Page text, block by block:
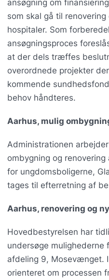
ansøgning om
som skal gå til
hospitaler. Som
ansøgningsproces
at der dels træffes
overordnede projekter
kommende
behov håndteres.
Aarhus, mulig
Administrationen
ombygning og
for ungdomsboligerne,
tages til efterretning af
Aarhus, renovering og
Hovedbestyrelsen har
undersøge mulighederne
afdeling 9, Mosevænget.
orienteret om processen